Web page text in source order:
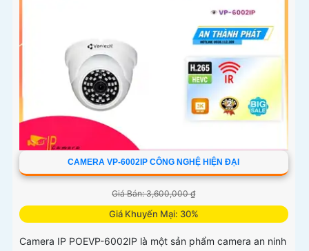
CAMERA VP-6002IP CÔNG NGHỆ HIỆN ĐẠI
Giá Bán: 3,600,000 ₫
Giá Khuyến Mại: 30%
Camera IP POEVP-6002IP là một sản phẩm camera an ninh